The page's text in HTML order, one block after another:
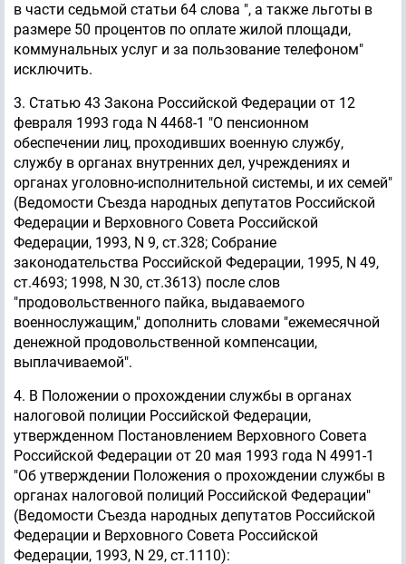
в части седьмой статьи 64 слова ", а также льготы в
размере 50 процентов по оплате жилой площади,
коммунальных услуг и за пользование телефоном"
исключить.
3. Статью 43 Закона Российской Федерации от 12
февраля 1993 года N 4468-1 "О пенсионном
обеспечении лиц, проходивших военную службу,
службу в органах внутренних дел, учреждениях и
органах уголовно-исполнительной системы, и их семей"
(Ведомости Съезда народных депутатов Российской
Федерации и Верховного Совета Российской
Федерации, 1993, N 9, ст.328; Собрание
законодательства Российской Федерации, 1995, N 49,
ст.4693; 1998, N 30, ст.3613) после слов
"продовольственного пайка, выдаваемого
военнослужащим," дополнить словами "ежемесячной
денежной продовольственной компенсации,
выплачиваемой".
4. В Положении о прохождении службы в органах
налоговой полиции Российской Федерации,
утвержденном Постановлением Верховного Совета
Российской Федерации от 20 мая 1993 года N 4991-1
"Об утверждении Положения о прохождении службы в
органах налоговой полиций Российской Федерации"
(Ведомости Съезда народных депутатов Российской
Федерации и Верховного Совета Российской
Федерации, 1993, N 29, ст.1110):